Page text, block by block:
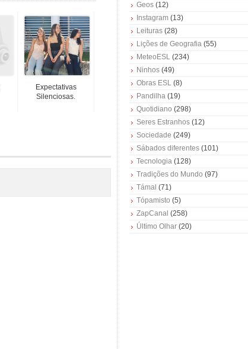
Expectativas
Silenciosas.
Geos (12)
Instagram (13)
Leituras (28)
Lições de Geografia (55)
MeteoESL (234)
Ninhos (49)
Obras ESL (8)
Pandilha (19)
Quotidiano (298)
Seres Estranhos (12)
Sociedade (249)
Sábados diferentes (101)
Tecnologia (128)
Tradições do Mundo (97)
Támal (71)
Tópamisto (5)
ZapCanal (258)
Último Olhar (20)